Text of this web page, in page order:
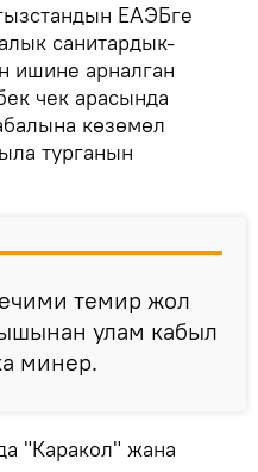
ЕАЭБге
санитардык-
ишине арналган
чек арасында
көзөмөл
турганын
темир жол
улам кабыл
минер.
"Каракол" жана